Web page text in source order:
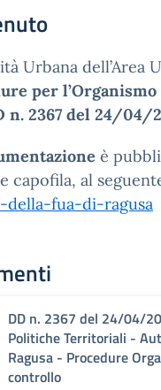
Urbana dell’Area
per l’Organismo
n. 2367 del 24/04/
è
capofila, al
della-fua-di-ragusa
DD n. 2367 del 24/04/
Politiche Territoriali -
Ragusa - Procedure
controllo